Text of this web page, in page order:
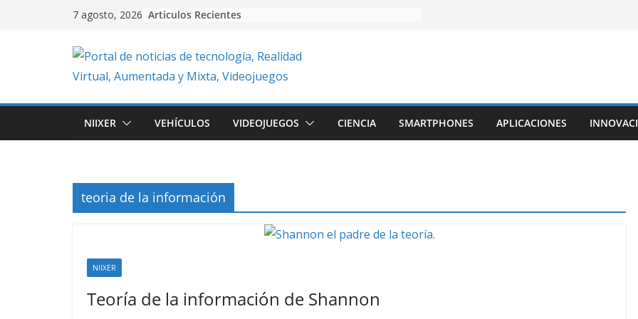
7 agosto, 2026 Articulos Recientes
NIIXER VEHÍCULOS VIDEOJUEGOS CIENCIA SMARTPHONES APLICACIONES
teoria de la información
NIIXER
Teoría de la información de Shannon